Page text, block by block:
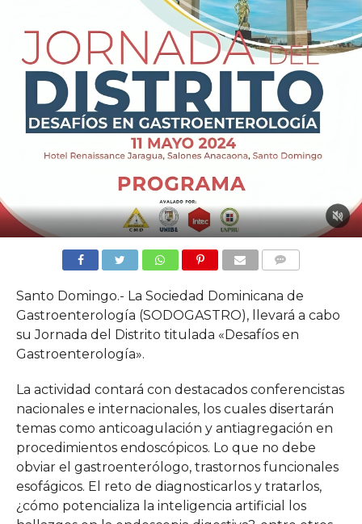
Santo Domingo.- La Sociedad Dominicana de
Gastroenterología (SODOGASTRO), llevará a cabo
su Jornada del Distrito titulada «Desafíos en
Gastroenterología».
La actividad contará con destacados conferencistas
nacionales e internacionales, los cuales disertarán
temas como anticoagulación y antiagregación en
procedimientos endoscópicos. Lo que no debe
obviar el gastroenterólogo, trastornos funcionales
esofágicos. El reto de diagnosticarlos y tratarlos,
¿cómo potencializa la inteligencia artificial los